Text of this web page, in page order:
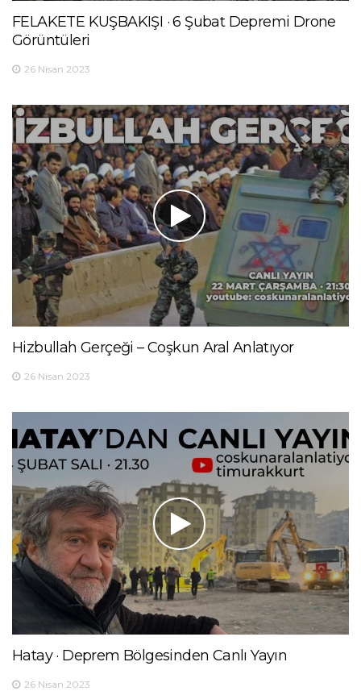
FELAKETE KUŞBAKIŞI · 6 Şubat Depremi Drone
Görüntüleri
26 Nisan 2023
Hizbullah Gerçeği – Coşkun Aral Anlatıyor
26 Nisan 2023
Hatay · Deprem Bölgesinden Canlı Yayın
26 Nisan 2023